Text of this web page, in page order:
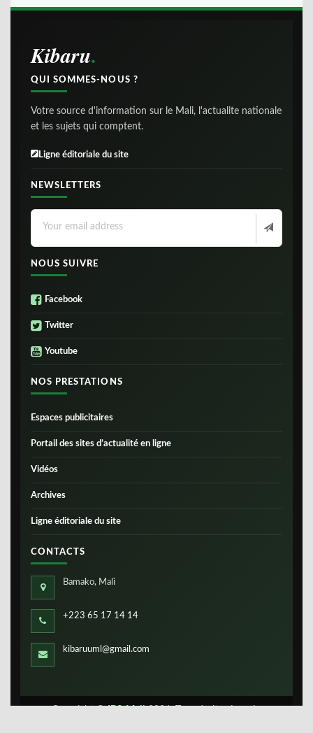
Kibaru
QUI SOMMES-NOUS ?
Votre source d'information sur le Mali, l'actualite nationale
et les sujets qui comptent.
Ligne éditoriale du site
NEWSLETTERS
NOUS SUIVRE
Facebook
Twitter
Youtube
NOS PRESTATIONS
Espaces publicitaires
Portail des sites d’actualité en ligne
Vidéos
Archives
Ligne éditoriale du site
CONTACTS
Bamako, Mali
+223 65 17 14 14
kibaruuml@gmail.com